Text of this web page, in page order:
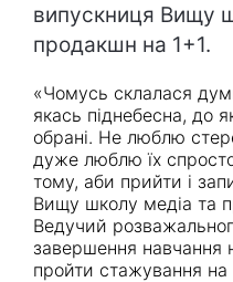
випускниця Вищу
продакшн на 1+1.
«Чомусь склалася
якась піднебесна, до
обрані. Не люблю
дуже люблю їх
тому, аби прийти і
Вищу школу медіа та
Ведучий
завершення навчання
пройти стажування на